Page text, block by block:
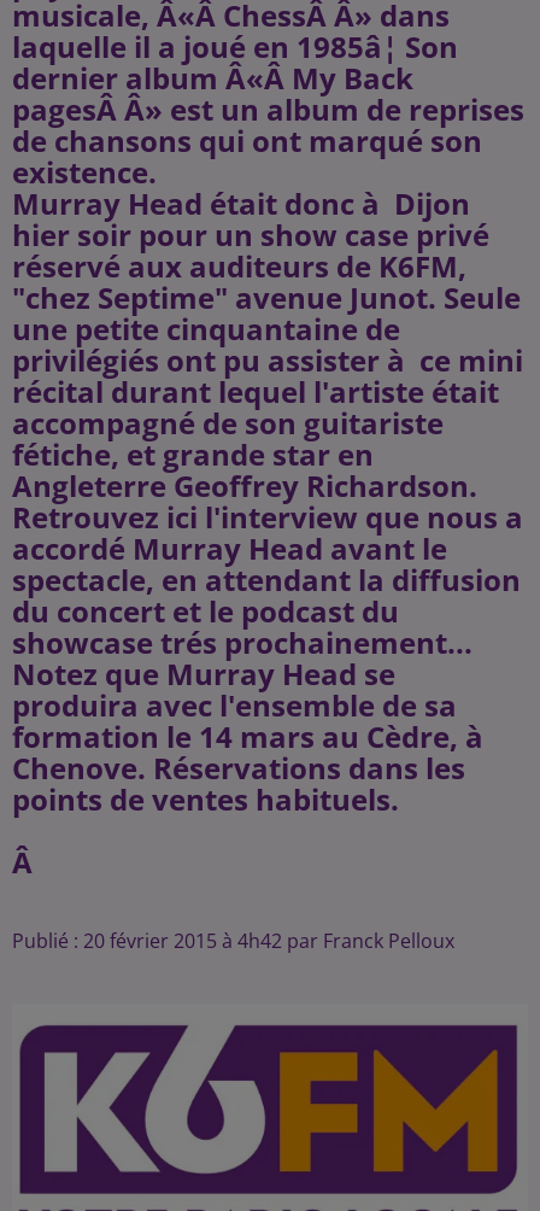
musicale, Â«Â ChessÂ Â» dans
laquelle il a joué en 1985â¦ Son
dernier album Â«Â My Back
pagesÂ Â» est un album de reprises
de chansons qui ont marqué son
existence.
Murray Head était donc à Dijon
hier soir pour un show case privé
réservé aux auditeurs de K6FM,
"chez Septime" avenue Junot. Seule
une petite cinquantaine de
privilégiés ont pu assister à ce mini
récital durant lequel l'artiste était
accompagné de son guitariste
fétiche, et grande star en
Angleterre Geoffrey Richardson.
Retrouvez ici l'interview que nous a
accordé Murray Head avant le
spectacle, en attendant la diffusion
du concert et le podcast du
showcase trés prochainement...
Notez que Murray Head se
produira avec l'ensemble de sa
formation le 14 mars au Cèdre, à
Chenove. Réservations dans les
points de ventes habituels.
Â
Publié : 20 février 2015 à 4h42 par Franck Pelloux